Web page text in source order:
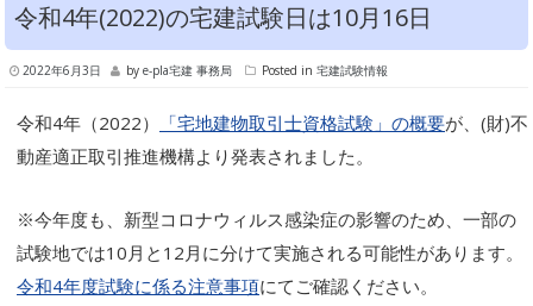
令和4年(2022)の宅建試験日は10月16日
2022年6月3日 by e-pla宅建 事務局 Posted in 宅建試験情報
令和4年（2022） 「宅地建物取引士資格試験」の概要が、(財)不
動産適正取引推進機構より発表されました。
※今年度も、新型コロナウィルス感染症の影響のため、一部の
試験地では10月と12月に分けて実施される可能性があります。
令和4年度試験に係る注意事項にてご確認ください。